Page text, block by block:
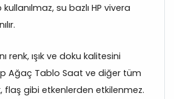
su bazlı HP vivera
renk, ışık ve doku kalitesini
Ağaç Tablo Saat ve diğer tüm
flaş gibi etkenlerden etkilenmez.